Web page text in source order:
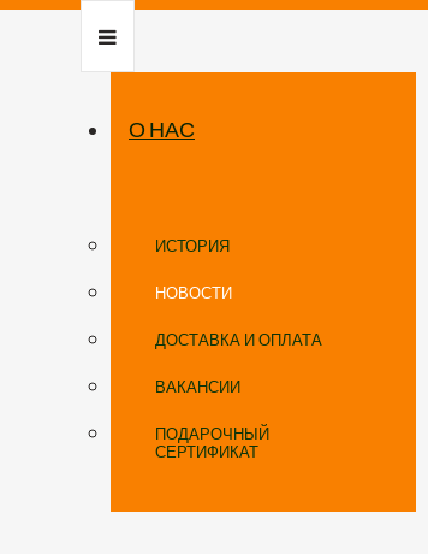
О НАС
ИСТОРИЯ
НОВОСТИ
ДОСТАВКА И ОПЛАТА
ВАКАНСИИ
ПОДАРОЧНЫЙ
СЕРТИФИКАТ